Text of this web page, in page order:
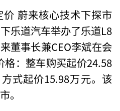
蔚来核心技术下探市
乐道汽车举办了乐道L8
董事长兼CEO李斌在会
格：整车购买起价24.58
式起价15.98万元。该
。